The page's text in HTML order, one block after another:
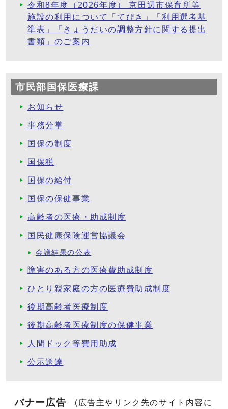
令和8年度（2026年度） 京田辺市保育所等
施設の利用について「てびき」「利用選考基
準表」「きょうだいの調整方針に関する提出
書類」のご案内
市民部国保医療課
お知らせ
事務分掌
国保の制度
国保税
国保の給付
国保の保健事業
高齢者の医療・助成制度
国民健康保険運営協議会
会議結果の公表
障害のある方の医療費助成制度
ひとり親家庭の方の医療費助成制度
後期高齢者医療制度
後期高齢者医療制度の保健事業
人間ドック等費用助成
公示送達
バナー広告
(広告主やリンク先のサイト内容に